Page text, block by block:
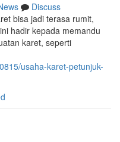
Discuss
bisa jadi terasa rumit,
hadir kepada memandu
karet, seperti
usaha-karet-petunjuk-